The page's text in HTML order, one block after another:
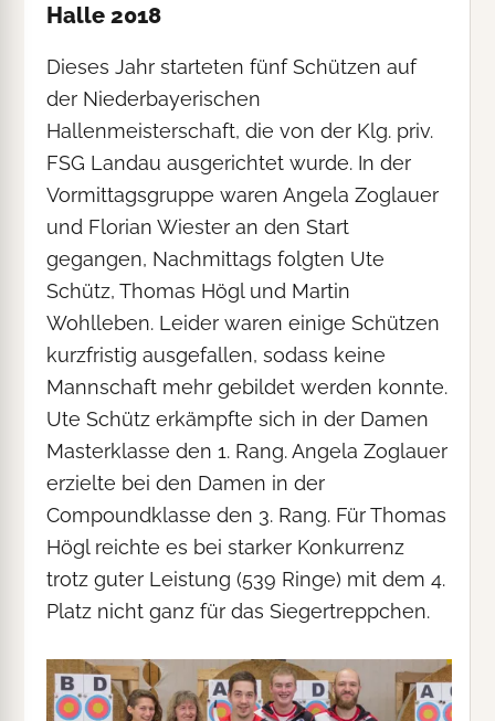
Halle 2018
Dieses Jahr starteten fünf Schützen auf
der Niederbayerischen
Hallenmeisterschaft, die von der Klg. priv.
FSG Landau ausgerichtet wurde. In der
Vormittagsgruppe waren Angela Zoglauer
und Florian Wiester an den Start
gegangen, Nachmittags folgten Ute
Schütz, Thomas Högl und Martin
Wohlleben. Leider waren einige Schützen
kurzfristig ausgefallen, sodass keine
Mannschaft mehr gebildet werden konnte.
Ute Schütz erkämpfte sich in der Damen
Masterklasse den 1. Rang. Angela Zoglauer
erzielte bei den Damen in der
Compoundklasse den 3. Rang. Für Thomas
Högl reichte es bei starker Konkurrenz
trotz guter Leistung (539 Ringe) mit dem 4.
Platz nicht ganz für das Siegertreppchen.